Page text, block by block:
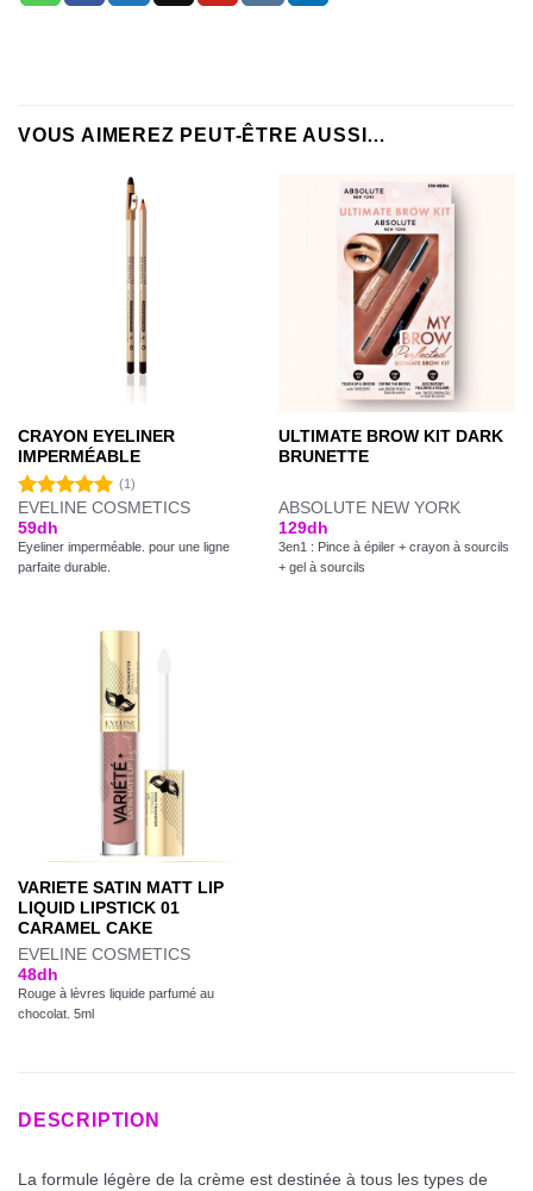
VOUS AIMEREZ PEUT-ÊTRE AUSSI…
CRAYON EYELINER
IMPERMÉABLE
Note5.00
sur 5
(1)
EVELINE COSMETICS
59dh
Eyeliner imperméable. pour une ligne
parfaite durable.
ULTIMATE BROW KIT DARK
BRUNETTE
ABSOLUTE NEW YORK
129dh
3en1 : Pince à épiler + crayon à sourcils
+ gel à sourcils
VARIETE SATIN MATT LIP
LIQUID LIPSTICK 01
CARAMEL CAKE
EVELINE COSMETICS
48dh
Rouge à lèvres liquide parfumé au
chocolat. 5ml
DESCRIPTION
La formule légère de la crème est destinée à tous les types de